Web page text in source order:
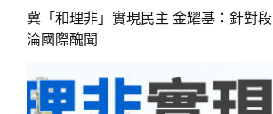
冀「和理非」實現民主 金耀基：針對
淪國際醜聞